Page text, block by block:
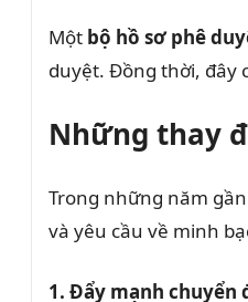
Một bộ hồ sơ phê
duyệt. Đồng thời, đây
Những thay
Trong những năm
và yêu cầu về minh
1. Đẩy mạnh chuyển